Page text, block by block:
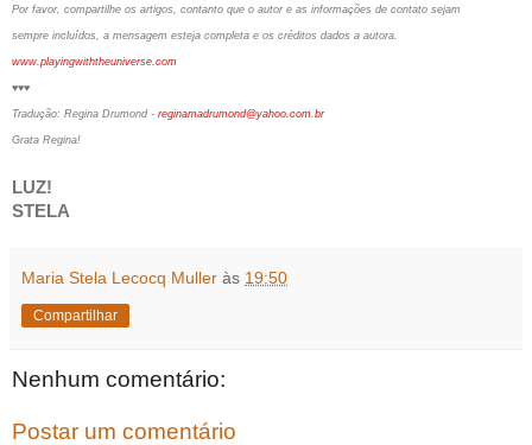
Por favor, compartilhe os artigos, contanto que o autor e as informações de contato sejam
sempre incluídos, a mensagem esteja completa e os créditos dados a autora.
www.playingwiththeuniverse.com
♥♥♥
Tradução: Regina Drumond - reginamadrumond@yahoo.com.br
Grata Regina!
LUZ!
STELA
Maria Stela Lecocq Muller às 19:50
Compartilhar
Nenhum comentário:
Postar um comentário